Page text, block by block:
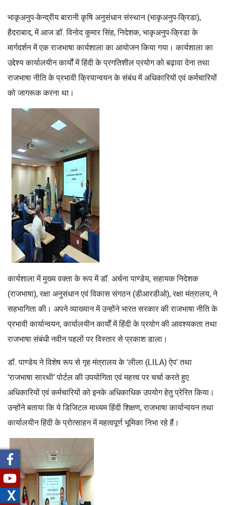
भाकृअनुप-केन्द्रीय बारानी कृषि अनुसंधान संस्थान (भाकृअनुप-क्रिडा),
हैदराबाद, में आज डॉ. विनोद कुमार सिंह, निदेशक, भाकृअनुप-क्रिडा के
मार्गदर्शन में एक राजभाषा कार्यशाला का आयोजन किया गया। कार्यशाला का
उद्देश्य कार्यालयीन कार्यों में हिंदी के प्रगतिशील प्रयोग को बढ़ावा देना तथा
राजभाषा नीति के प्रभावी क्रियान्वयन के संबंध में अधिकारियों एवं कर्मचारियों
को जागरूक करना था।
कार्यशाला में मुख्य वक्ता के रूप में डॉ. अर्चना पाण्डेय, सहायक निदेशक
(राजभाषा), रक्षा अनुसंधान एवं विकास संगठन (डीआरडीओ), रक्षा मंत्रालय, ने
सहभागिता की। अपने व्याख्यान में उन्होंने भारत सरकार की राजभाषा नीति के
प्रभावी कार्यान्वयन, कार्यालयीन कार्यों में हिंदी के प्रयोग की आवश्यकता तथा
राजभाषा संबंधी नवीन पहलों पर विस्तार से प्रकाश डाला।
डॉ. पाण्डेय ने विशेष रूप से गृह मंत्रालय के ‘लीला (LILA) ऐप’ तथा
‘राजभाषा सारथी’ पोर्टल की उपयोगिता एवं महत्त्व पर चर्चा करते हुए
अधिकारियों एवं कर्मचारियों को इनके अधिकाधिक उपयोग हेतु प्रेरित किया।
उन्होंने बताया कि ये डिजिटल माध्यम हिंदी शिक्षण, राजभाषा कार्यान्वयन तथा
कार्यालयीन हिंदी के प्रोत्साहन में महत्वपूर्ण भूमिका निभा रहे हैं।
X